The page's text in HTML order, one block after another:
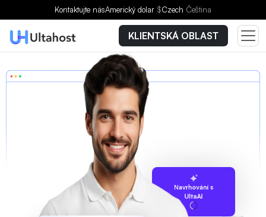
Kontaktujte násAmerický dolar $Czech Čeština
KLIENTSKÁ OBLAST
Navrhování s
UltaAI